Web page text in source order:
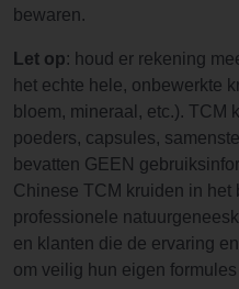
bewaren.
Let op: houd er rekening
het echte hele, onbewerkte
bloem, mineraal, etc.). TCM
poeders, capsules,
bevatten GEEN
Chinese TCM kruiden in
professionele
en klanten die de ervaring
om veilig hun eigen